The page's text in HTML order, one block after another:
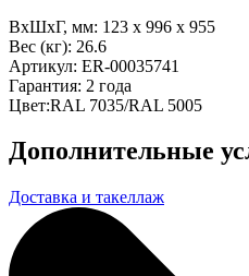
ВхШхГ, мм: 123 x 996 x 955
Вес (кг): 26.6
Артикул: ER-00035741
Гарантия: 2 года
Цвет:RAL 7035/RAL 5005
Дополнительные
Доставка и такеллаж